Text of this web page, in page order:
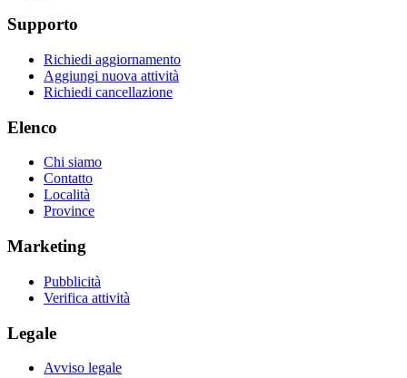
Supporto
Richiedi aggiornamento
Aggiungi nuova attività
Richiedi cancellazione
Elenco
Chi siamo
Contatto
Località
Province
Marketing
Pubblicità
Verifica attività
Legale
Avviso legale